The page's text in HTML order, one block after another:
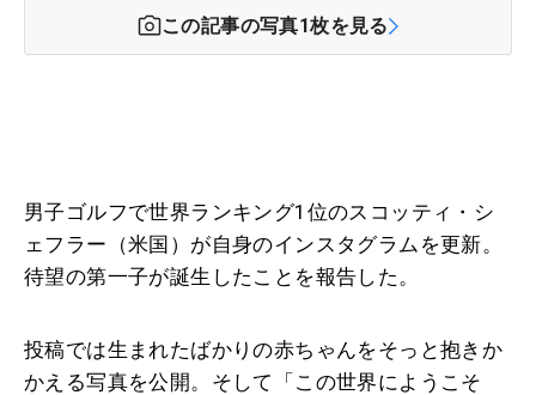
この記事の写真1枚を見る
男子ゴルフで世界ランキング1位のスコッティ・シ
ェフラー（米国）が自身のインスタグラムを更新。
待望の第一子が誕生したことを報告した。
投稿では生まれたばかりの赤ちゃんをそっと抱きか
かえる写真を公開。そして「この世界にようこそ